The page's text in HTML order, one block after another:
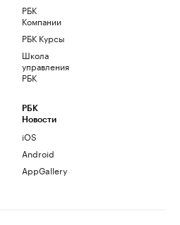
РБК
Компании
РБК Курсы
Школа
управления
РБК
РБК
Новости
iOS
Android
AppGallery